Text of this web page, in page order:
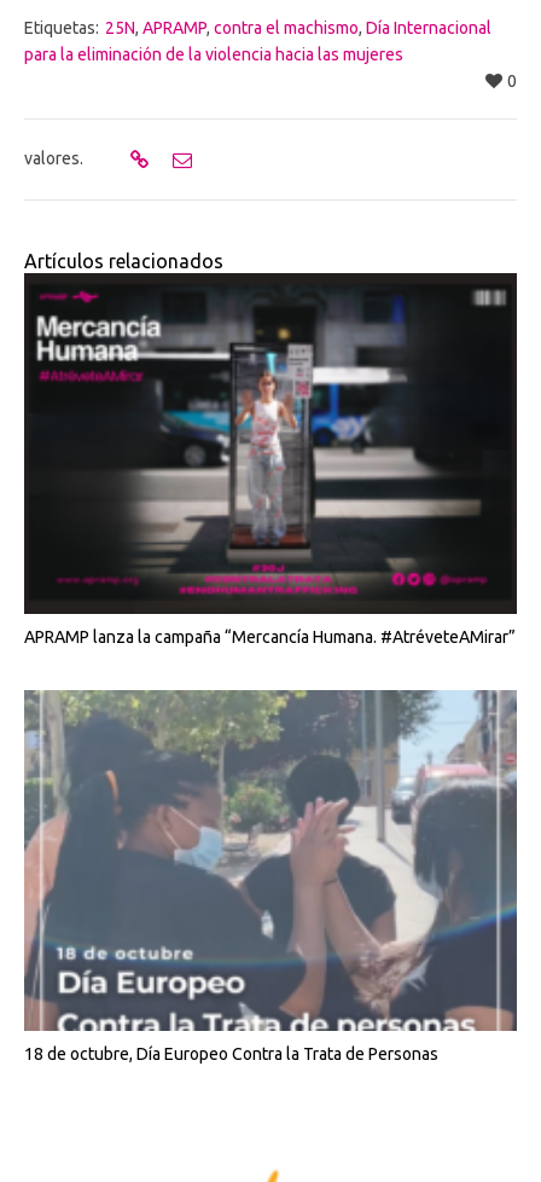
Etiquetas: 25N, APRAMP, contra el machismo, Día Internacional
para la eliminación de la violencia hacia las mujeres
0
valores.
Artículos relacionados
APRAMP lanza la campaña “Mercancía Humana. #AtréveteAMirar”
18 de octubre, Día Europeo Contra la Trata de Personas